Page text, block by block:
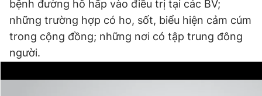
bệnh đường hô hấp vào điều trị tại các BV;
những trường hợp có ho, sốt, biểu hiện cảm cúm
trong cộng đồng; những nơi có tập trung đông
người.